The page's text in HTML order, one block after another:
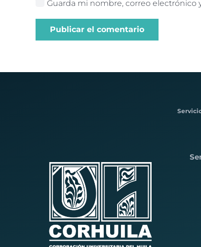
Guarda mi nombre, correo electrónico
Publicar el comentario